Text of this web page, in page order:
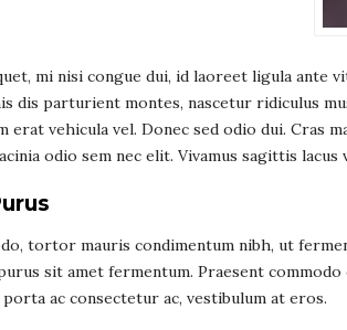
mi nisi congue dui, id laoreet ligula ante
dis parturient montes, nascetur ridiculus
erat vehicula vel. Donec sed odio dui.
odio sem nec elit. Vivamus sagittis lacus
tortor mauris condimentum nibh, ut
sit amet fermentum. Praesent
ac consectetur ac, vestibulum at eros.